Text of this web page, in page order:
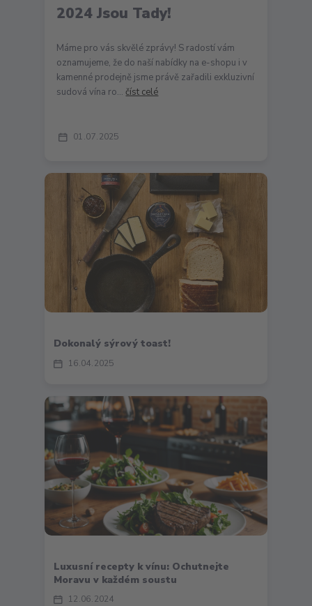
01 07 2025
2024 Jsou Tady!
Máme pro vás skvělé zprávy! S radostí vám
oznamujeme, že do naší nabídky na e-shopu i v
kamenné prodejně jsme právě zařadili exkluzivní
sudová vína ro...číst celé
16 04 2025
Dokonalý sýrový toast!
12 06 2024
Luxusní recepty k vínu: Ochutnejte
Moravu v každém soustu